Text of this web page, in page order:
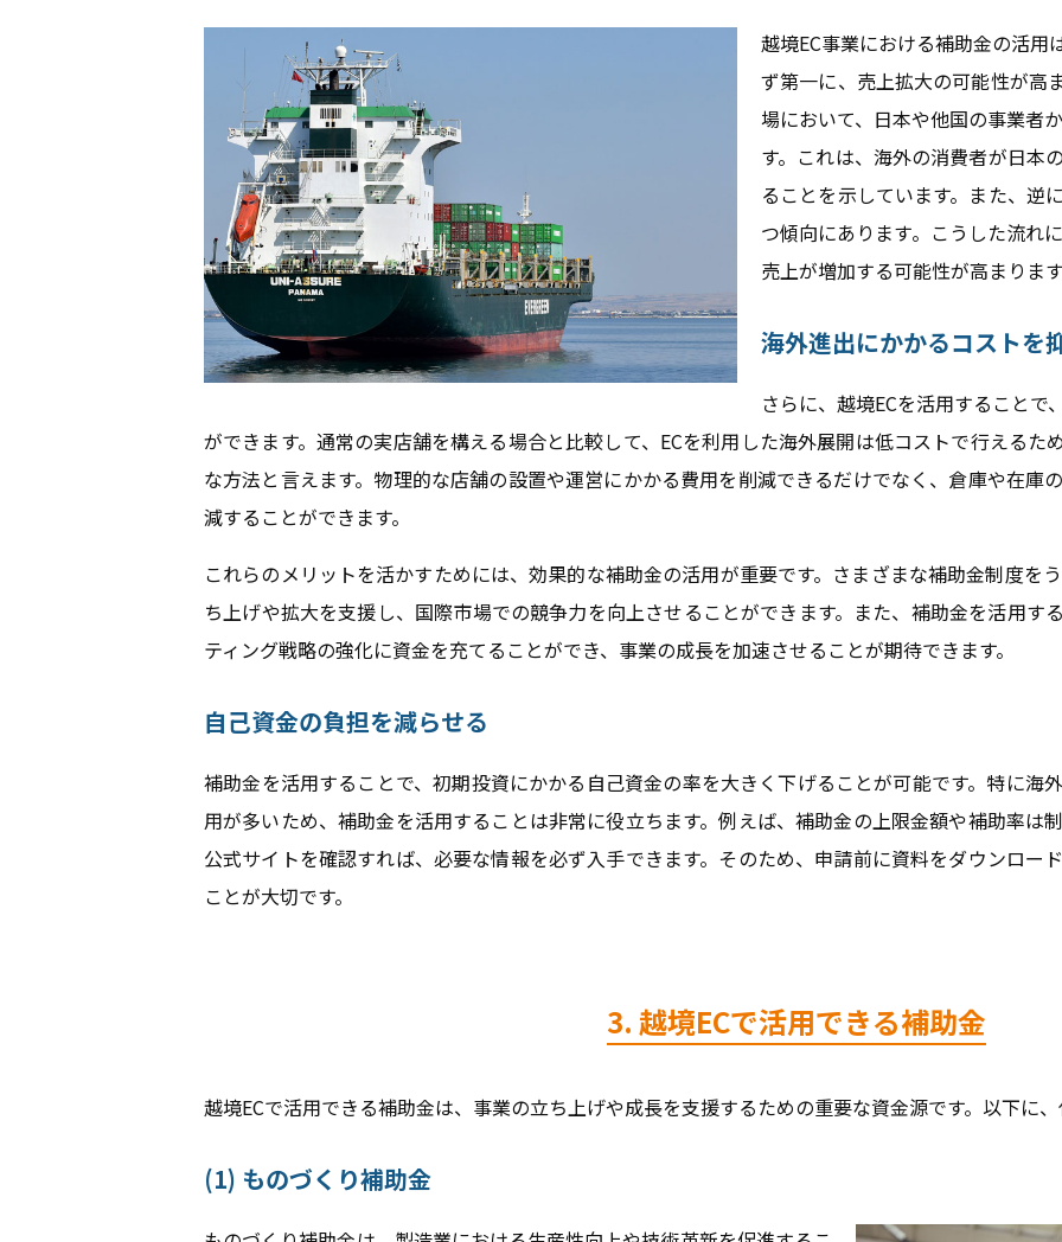
越境EC事業における補助金の活用
ず第一に、売上拡大の可能性が高
場において、日本や他国の事業者
す。これは、海外の消費者が日本
ることを示しています。また、逆
つ傾向にあります。こうした流れ
売上が増加する可能性が高まります
海外進出にかかるコストを
さらに、越境ECを活用することで
ができます。通常の実店舗を構える場合と比較して、ECを利用した海外展開は低コストで行えるた
な方法と言えます。物理的な店舗の設置や運営にかかる費用を削減できるだけでなく、倉庫や在庫
減することができます。
これらのメリットを活かすためには、効果的な補助金の活用が重要です。さまざまな補助金制度を
ち上げや拡大を支援し、国際市場での競争力を向上させることができます。また、補助金を活用す
ティング戦略の強化に資金を充てることができ、事業の成長を加速させることが期待できます。
自己資金の負担を減らせる
補助金を活用することで、初期投資にかかる自己資金の率を大きく下げることが可能です。特に海
用が多いため、補助金を活用することは非常に役立ちます。例えば、補助金の上限金額や補助率は
公式サイトを確認すれば、必要な情報を必ず入手できます。そのため、申請前に資料をダウンロー
ことが大切です。
3. 越境ECで活用できる補助金
越境ECで活用できる補助金は、事業の立ち上げや成長を支援するための重要な資金源です。以下に、
(1) ものづくり補助金